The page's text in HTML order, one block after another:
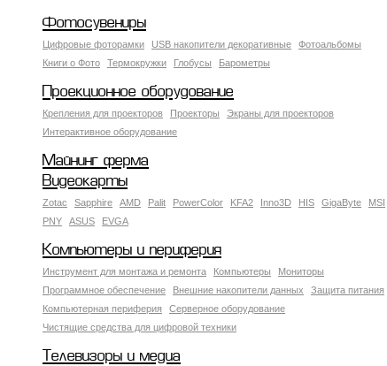
Фотосувениры
Цифровые фоторамки USB накопители декоративные
Фотоальбомы
Книги о Фото
Термокружки Глобусы Барометры
Проекционное оборудование
Крепления для проекторов Проекторы
Экраны для проекторов
Интерактивное оборудование
Майнинг ферма
Видеокарты
Zotac Sapphire AMD Palit PowerColor KFA2 Inno3D HIS GigaByte
MSI
PNY
ASUS EVGA
Компьютеры и периферия
Инструмент для монтажа и ремонта Компьютеры
Мониторы
Программное обеспечение
Внешние накопители данных
Защита питания
Компьютерная периферия
Серверное оборудование
Чистящие средства для цифровой техники
Телевизоры и медиа